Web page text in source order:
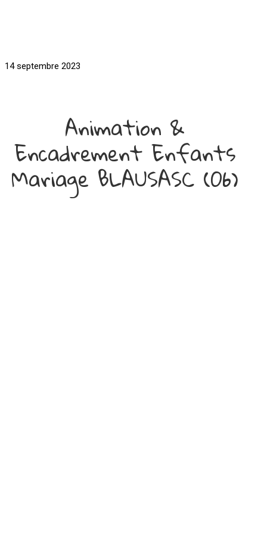
14 septembre 2023
Animation &
Encadrement Enfants
Mariage BLAUSASC (06)